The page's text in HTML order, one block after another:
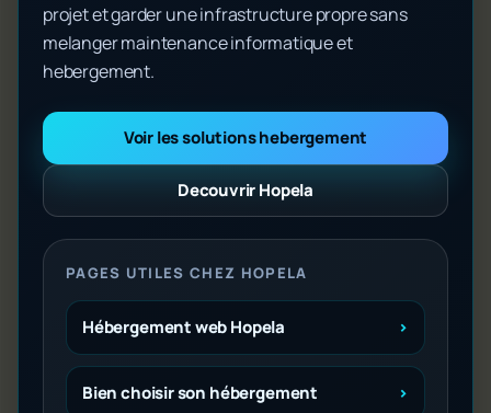
projet et garder une infrastructure propre sans
melanger maintenance informatique et
hebergement.
Voir les solutions hebergement
Decouvrir Hopela
PAGES UTILES CHEZ HOPELA
Hébergement web Hopela
Bien choisir son hébergement